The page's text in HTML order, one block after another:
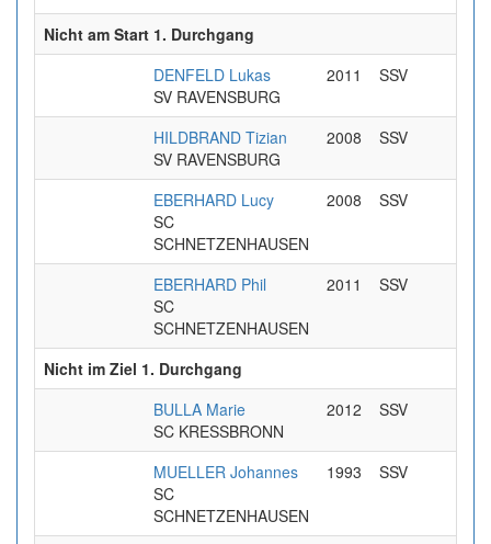
Nicht am Start 1. Durchgang
DENFELD Lukas
SV RAVENSBURG
2011 SSV
HILDBRAND Tizian
SV RAVENSBURG
2008 SSV
EBERHARD Lucy
SC
SCHNETZENHAUSEN
2008 SSV
EBERHARD Phil
SC
SCHNETZENHAUSEN
2011 SSV
Nicht im Ziel 1. Durchgang
BULLA Marie
SC KRESSBRONN
2012 SSV
MUELLER Johannes
SC
SCHNETZENHAUSEN
1993 SSV